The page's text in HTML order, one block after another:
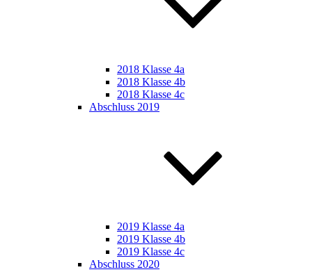
2018 Klasse 4a
2018 Klasse 4b
2018 Klasse 4c
Abschluss 2019
2019 Klasse 4a
2019 Klasse 4b
2019 Klasse 4c
Abschluss 2020